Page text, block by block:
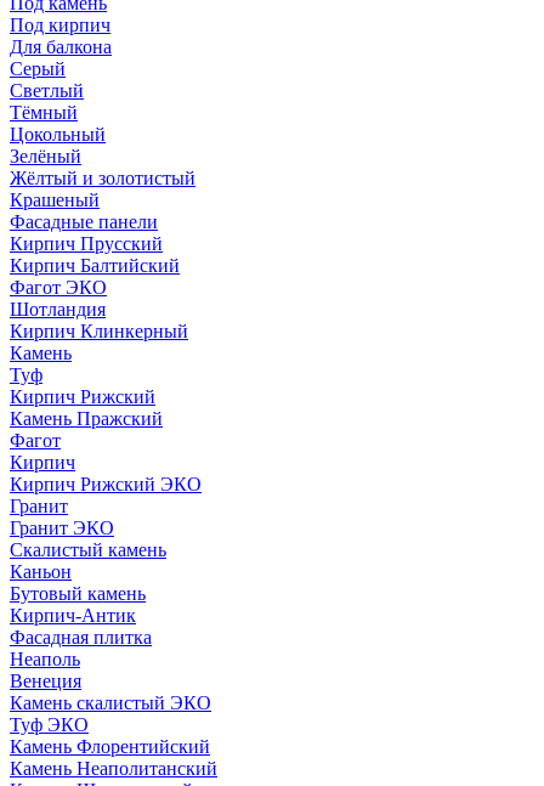
Под кирпич
Для балкона
Серый
Светлый
Тёмный
Цокольный
Зелёный
Жёлтый и золотистый
Крашеный
Фасадные панели
Кирпич Прусский
Кирпич Балтийский
Фагот ЭКО
Шотландия
Кирпич Клинкерный
Камень
Туф
Кирпич Рижский
Камень Пражский
Фагот
Кирпич
Кирпич Рижский ЭКО
Гранит
Гранит ЭКО
Скалистый камень
Каньон
Бутовый камень
Кирпич-Антик
Фасадная плитка
Неаполь
Венеция
Камень скалистый ЭКО
Туф ЭКО
Камень Флорентийский
Камень Неаполитанский